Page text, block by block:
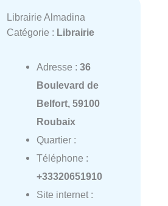
Librairie Almadina
Catégorie : Librairie
Adresse : 36
Boulevard de
Belfort, 59100
Roubaix
Quartier :
Téléphone :
+33320651910
Site internet :